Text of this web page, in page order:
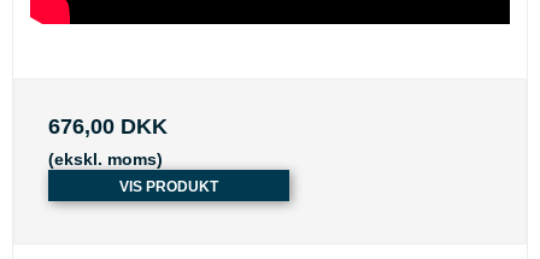
676,00 DKK
(ekskl. moms)
VIS PRODUKT